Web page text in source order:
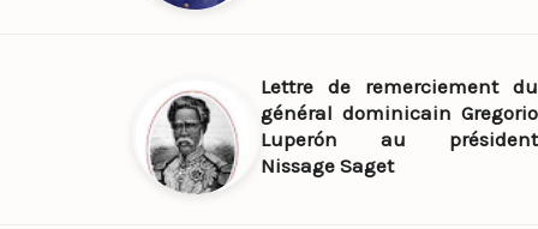
Lettre de remerciement du
général dominicain Gregorio
Luperón au président
Nissage Saget